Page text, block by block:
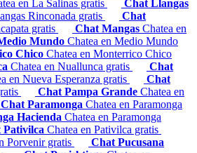
en La Salinas gratis
Chat Llangas
Rinconada gratis
Chat
gratis Chat Mangas Chatea en
Mundo Chatea en Medio Mundo
Chico Chatea en Monterrico Chico
Chatea en Nuallunca gratis
Chat
en Nueva Esperanza gratis
Chat
Chat Pampa Grande Chatea en
Chat Paramonga Chatea en Paramonga
Hacienda Chatea en Paramonga
Pativilca Chatea en Pativilca gratis
Porvenir gratis
Chat Pucusana